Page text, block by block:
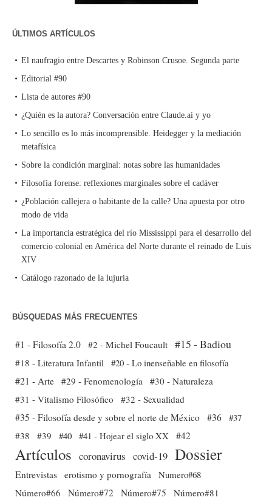
ÚLTIMOS ARTÍCULOS
El naufragio entre Descartes y Robinson Crusoe. Segunda parte
Editorial #90
Lista de autores #90
¿Quién es la autora? Conversación entre Claude.ai y yo
Lo sencillo es lo más incomprensible. Heidegger y la mediación
metafísica
Sobre la condición marginal: notas sobre las humanidades
Filosofía forense: reflexiones marginales sobre el cadáver
¿Población callejera o habitante de la calle? Una apuesta por otro
modo de vida
La importancia estratégica del río Mississippi para el desarrollo del
comercio colonial en América del Norte durante el reinado de Luis
XIV
Catálogo razonado de la lujuria
BÚSQUEDAS MÁS FRECUENTES
#1 - Filosofía 2.0 #2 - Michel Foucault #15 - Badiou
#18 - Literatura Infantil #20 - Lo inenseñable en filosofía
#21 - Arte #29 - Fenomenología
#30 - Naturaleza
#31 - Vitalismo Filosófico
#32 - Sexualidad
#35 - Filosofía desde y sobre el norte de México #36 #37
#38
#39 #40 #41 - Hojear el siglo XX #42
Artículos coronavirus covid-19 Dossier
Entrevistas erotismo y pornografía
Numero#68
Número#66
Número#72 Número#75
Número#81